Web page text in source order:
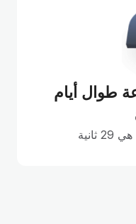
طوال أيام